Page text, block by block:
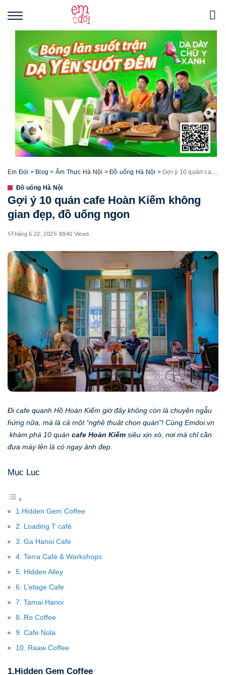
Em Đói > Blog > Ẩm Thực Hà Nội > Đồ uống Hà Nội >Gợi ý 10 quán cafe Hoàn Kiếm không gian đẹp, đồ uống ngon
Đồ uống Hà Nội
Gợi ý 10 quán cafe Hoàn Kiếm không
gian đẹp, đồ uống ngon
Tháng 6 22, 2025 940 Views
Đi cafe quanh Hồ Hoàn Kiếm giờ đây không còn là chuyện ngẫu
hứng nữa, mà là cả một “nghệ thuật chọn quán”! Cùng Emdoi.vn
khám phá 10 quán cafe Hoàn Kiếm siêu xịn xò, nơi mà chỉ cần
đưa máy lên là có ngay ảnh đẹp.
Mục Lục
1.Hidden Gem Coffee
2. Loading T café
3. Ga Hanoi Cafe
4. Terra Café & Workshops
5. Hidden Alley
6. L’etage Cafe
7. Tamai Hanoi
8. Ro Coffee
9. Cafe Nola
10. Raaw Coffee
1.Hidden Gem Coffee